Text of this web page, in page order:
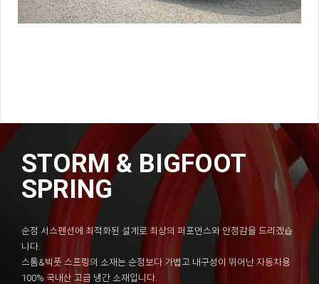
STORM & BIGFOOT
SPRING
순정 서스펜션에 최적화된 설계로 최상의 퍼포먼스와 안정감을 드리겠습
니다.
스톰&빅풋 스프링의 소재는 순정보다 가볍고 내구성이 뛰어난 자동차용
100% 국내산 고급 냉간 소재입니다.